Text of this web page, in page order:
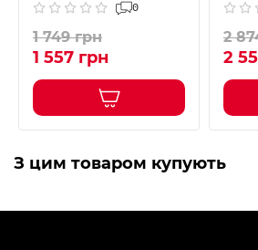
0
1 749 грн
1 557 грн
2
2
З цим товаром купують